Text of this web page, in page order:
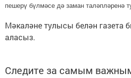
пешерү бүлмәсе дә заман таләпләренә
Мәкаләне тулысы белән газета
аласыз.
Следите за самым